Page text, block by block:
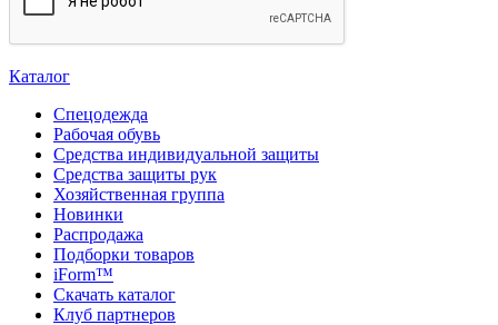
Каталог
Спецодежда
Рабочая обувь
Средства индивидуальной защиты
Средства защиты рук
Хозяйственная группа
Новинки
Распродажа
Подборки товаров
iForm™
Скачать каталог
Клуб партнеров